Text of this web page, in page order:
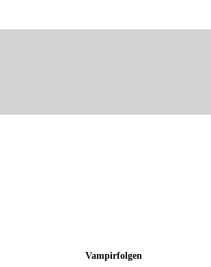
Vampirfolgen